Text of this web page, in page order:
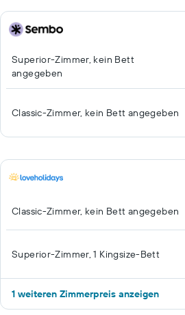
Superior-Zimmer, kein Bett
angegeben
Classic-Zimmer, kein Bett angegeben
Classic-Zimmer, kein Bett angegeben
Superior-Zimmer, 1 Kingsize-Bett
1 weiteren Zimmerpreis anzeigen